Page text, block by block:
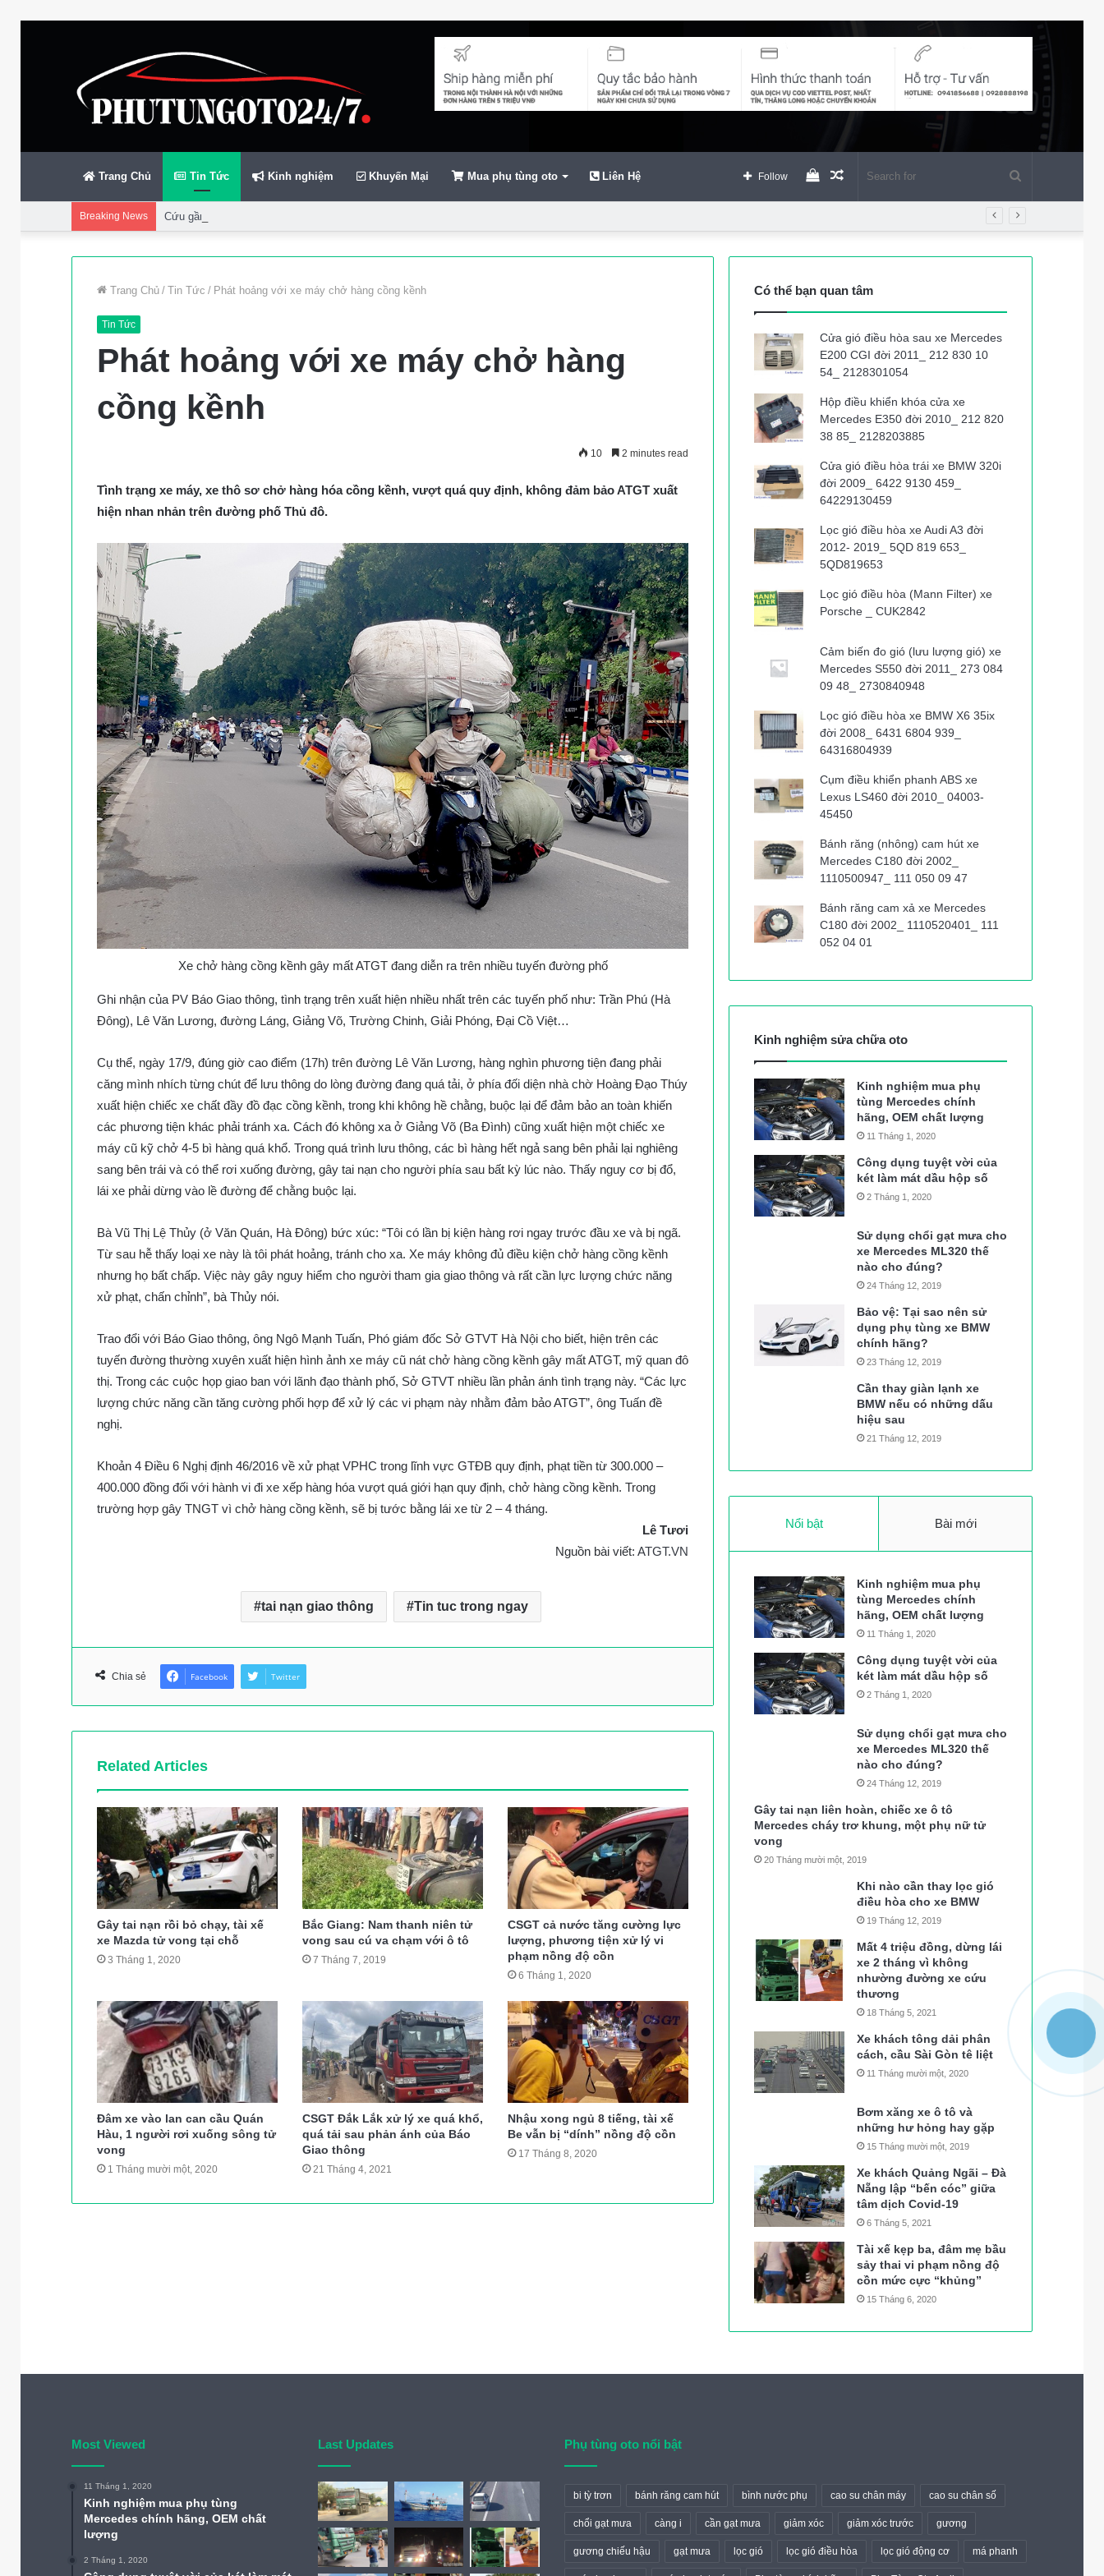
Trang Chủ Tin Tức Kinh nghiệm Khuyến Mại Mua phụ tùng oto Liên Hệ Random
View
Follow
Breaking News Cứu gần 200 thuyền viên gặp sự cố trên biển
Trang Chủ / Tin Tức / Phát hoảng với xe máy chở hàng cồng kềnh
Tin Tức
Phát hoảng với xe máy chở hàng
cồng kềnh
10 2 minutes read
Tình trạng xe máy, xe thô sơ chở hàng hóa cồng kềnh, vượt quá quy định, không đảm bảo ATGT xuất
hiện nhan nhản trên đường phố Thủ đô.
Xe chở hàng cồng kềnh gây mất ATGT đang diễn ra trên nhiều tuyến đường phố
Ghi nhận của PV Báo Giao thông, tình trạng trên xuất hiện nhiều nhất trên các tuyến phố như: Trần Phú (Hà
Đông), Lê Văn Lương, đường Láng, Giảng Võ, Trường Chinh, Giải Phóng, Đại Cồ Việt…
Cụ thể, ngày 17/9, đúng giờ cao điểm (17h) trên đường Lê Văn Lương, hàng nghìn phương tiện đang phải
căng mình nhích từng chút để lưu thông do lòng đường đang quá tải, ở phía đối diện nhà chờ Hoàng Đạo Thúy
xuất hiện chiếc xe chất đầy đồ đạc cồng kềnh, trong khi không hề chằng, buộc lại để đảm bảo an toàn khiến
các phương tiện khác phải tránh xa. Cách đó không xa ở Giảng Võ (Ba Đình) cũng xuất hiện một chiếc xe
máy cũ kỹ chở 4-5 bì hàng quá khổ. Trong quá trình lưu thông, các bì hàng hết ngả sang bên phải lại nghiêng
sang bên trái và có thể rơi xuống đường, gây tai nạn cho người phía sau bất kỳ lúc nào. Thấy nguy cơ bị đổ,
lái xe phải dừng vào lề đường để chằng buộc lại.
Bà Vũ Thị Lệ Thủy (ở Văn Quán, Hà Đông) bức xúc: “Tôi có lần bị kiện hàng rơi ngay trước đầu xe và bị ngã.
Từ sau hễ thấy loại xe này là tôi phát hoảng, tránh cho xa. Xe máy không đủ điều kiện chở hàng cồng kềnh
nhưng họ bất chấp. Việc này gây nguy hiểm cho người tham gia giao thông và rất cần lực lượng chức năng
xử phạt, chấn chỉnh”, bà Thủy nói.
Trao đổi với Báo Giao thông, ông Ngô Mạnh Tuấn, Phó giám đốc Sở GTVT Hà Nội cho biết, hiện trên các
tuyến đường thường xuyên xuất hiện hình ảnh xe máy cũ nát chở hàng cồng kềnh gây mất ATGT, mỹ quan đô
thị. Trong các cuộc họp giao ban với lãnh đạo thành phố, Sở GTVT nhiều lần phản ánh tình trạng này. “Các lực
lượng chức năng cần tăng cường phối hợp để xử lý các vi phạm này nhằm đảm bảo ATGT”, ông Tuấn đề
nghị.
Khoản 4 Điều 6 Nghị định 46/2016 về xử phạt VPHC trong lĩnh vực GTĐB quy định, phạt tiền từ 300.000 –
400.000 đồng đối với hành vi đi xe xếp hàng hóa vượt quá giới hạn quy định, chở hàng cồng kềnh. Trong
trường hợp gây TNGT vì chở hàng cồng kềnh, sẽ bị tước bằng lái xe từ 2 – 4 tháng.
Lê Tươi
Nguồn bài viết: ATGT.VN
tai nạn giao thông Tin tuc trong ngay
Chia sẻ Facebook Twitter
Related Articles
Gây tai nạn rồi bỏ chạy, tài xế
xe Mazda tử vong tại chỗ
3 Tháng 1, 2020
Bắc Giang: Nam thanh niên tử
vong sau cú va chạm với ô tô
7 Tháng 7, 2019
CSGT cả nước tăng cường lực
lượng, phương tiện xử lý vi
phạm nồng độ cồn
6 Tháng 1, 2020
Đâm xe vào lan can cầu Quán
Hàu, 1 người rơi xuống sông tử
vong
1 Tháng mười một, 2020
CSGT Đắk Lắk xử lý xe quá khổ,
quá tải sau phản ánh của Báo
Giao thông
21 Tháng 4, 2021
Nhậu xong ngủ 8 tiếng, tài xế
Be vẫn bị “dính” nồng độ cồn
17 Tháng 8, 2020
Có thể bạn quan tâm
Cửa gió điều hòa sau xe Mercedes
E200 CGI đời 2011_ 212 830 10
54_ 2128301054
Hộp điều khiển khóa cửa xe
Mercedes E350 đời 2010_ 212 820
38 85_ 2128203885
Cửa gió điều hòa trái xe BMW 320i
đời 2009_ 6422 9130 459_
64229130459
Lọc gió điều hòa xe Audi A3 đời
2012- 2019_ 5QD 819 653_
5QD819653
Lọc gió điều hòa (Mann Filter) xe
Porsche _ CUK2842
Cảm biến đo gió (lưu lượng gió) xe
Mercedes S550 đời 2011_ 273 084
09 48_ 2730840948
Lọc gió điều hòa xe BMW X6 35ix
đời 2008_ 6431 6804 939_
64316804939
Cụm điều khiển phanh ABS xe
Lexus LS460 đời 2010_ 04003-
45450
Bánh răng (nhông) cam hút xe
Mercedes C180 đời 2002_
1110500947_ 111 050 09 47
Bánh răng cam xả xe Mercedes
C180 đời 2002_ 1110520401_ 111
052 04 01
Kinh nghiệm sửa chữa oto
Kinh nghiệm mua phụ
tùng Mercedes chính
hãng, OEM chất lượng
11 Tháng 1, 2020
Công dụng tuyệt vời của
két làm mát dầu hộp số
2 Tháng 1, 2020
Sử dụng chổi gạt mưa cho
xe Mercedes ML320 thế
nào cho đúng?
24 Tháng 12, 2019
Bảo vệ: Tại sao nên sử
dụng phụ tùng xe BMW
chính hãng?
23 Tháng 12, 2019
Cần thay giàn lạnh xe
BMW nếu có những dấu
hiệu sau
21 Tháng 12, 2019
Nổi bật Bài mới
Kinh nghiệm mua phụ
tùng Mercedes chính
hãng, OEM chất lượng
11 Tháng 1, 2020
Công dụng tuyệt vời của
két làm mát dầu hộp số
2 Tháng 1, 2020
Sử dụng chổi gạt mưa cho
xe Mercedes ML320 thế
nào cho đúng?
24 Tháng 12, 2019
Gây tai nạn liên hoàn, chiếc xe ô tô
Mercedes cháy trơ khung, một phụ nữ tử
vong
20 Tháng mười một, 2019
Khi nào cần thay lọc gió
điều hòa cho xe BMW
19 Tháng 12, 2019
Mất 4 triệu đồng, dừng lái
xe 2 tháng vì không
nhường đường xe cứu
thương
18 Tháng 5, 2021
Xe khách tông dải phân
cách, cầu Sài Gòn tê liệt
11 Tháng mười một, 2020
Bơm xăng xe ô tô và
những hư hỏng hay gặp
15 Tháng mười một, 2019
Xe khách Quảng Ngãi – Đà
Nẵng lập “bến cóc” giữa
tâm dịch Covid-19
6 Tháng 5, 2021
Tài xế kẹp ba, đâm mẹ bầu
sảy thai vi phạm nồng độ
cồn mức cực “khủng”
15 Tháng 6, 2020
Most Viewed
11 Tháng 1, 2020
Kinh nghiệm mua phụ tùng
Mercedes chính hãng, OEM chất
lượng
2 Tháng 1, 2020
Last Updates Phụ tùng oto nổi bật
bi tỳ trơn bánh răng cam hút bình nước phụ cao su chân máy cao su chân số
chổi gạt mưa càng i cần gạt mưa giảm xóc giảm xóc trước gương
gương chiếu hậu gạt mưa lọc gió lọc gió điều hòa lọc gió động cơ má phanh